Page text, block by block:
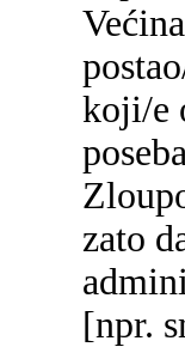
koji/e
zato
[npr.